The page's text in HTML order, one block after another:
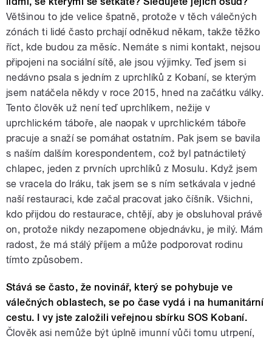
Většinou to jde velice špatně, protože v těch válečných
zónách ti lidé často prchají odněkud někam, takže těžko
říct, kde budou za měsíc. Nemáte s nimi kontakt, nejsou
připojeni na sociální sítě, ale jsou výjimky. Teď jsem si
nedávno psala s jedním z uprchlíků z Kobaní, se kterým
jsem natáčela někdy v roce 2015, hned na začátku války.
Tento člověk už není teď uprchlíkem, nežije v
uprchlickém táboře, ale naopak v uprchlickém táboře
pracuje a snaží se pomáhat ostatním. Pak jsem se bavila
s naším dalším korespondentem, což byl patnáctiletý
chlapec, jeden z prvních uprchlíků z Mosulu. Když jsem
se vracela do Iráku, tak jsem se s ním setkávala v jedné
naší restauraci, kde začal pracovat jako číšník. Všichni,
kdo přijdou do restaurace, chtějí, aby je obsluhoval právě
on, protože nikdy nezapomene objednávku, je milý. Mám
radost, že má stálý příjem a může podporovat rodinu
tímto způsobem.
Stává se často, že novinář, který se pohybuje ve
válečných oblastech, se po čase vydá i na humanitární
cestu. I vy jste založili veřejnou sbírku SOS Kobaní.
Člověk asi nemůže být úplně imunní vůči tomu utrpení,